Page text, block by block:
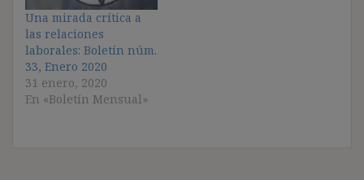
Una mirada crítica a
las relaciones
laborales: Boletín núm.
33, Enero 2020
31 enero, 2020
En «Boletín Mensual»